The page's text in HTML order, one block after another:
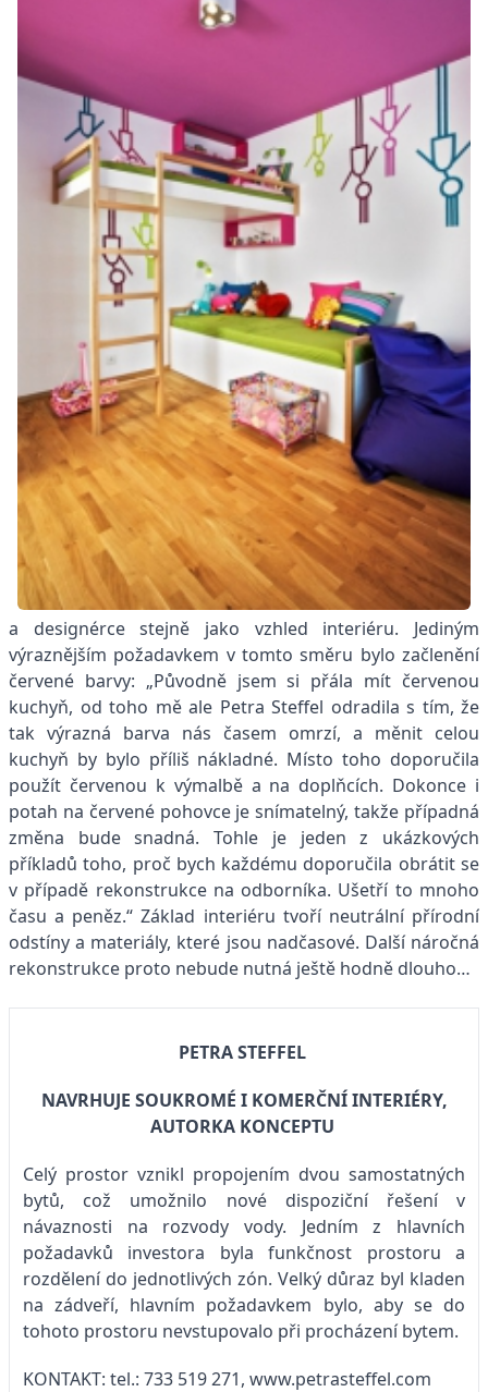
a designérce stejně jako vzhled interiéru. Jediným
výraznějším požadavkem v tomto směru bylo začlenění
červené barvy: „Původně jsem si přála mít červenou
kuchyň, od toho mě ale Petra Steffel odradila s tím, že
tak výrazná barva nás časem omrzí, a měnit celou
kuchyň by bylo příliš nákladné. Místo toho doporučila
použít červenou k výmalbě a na doplňcích. Dokonce i
potah na červené pohovce je snímatelný, takže případná
změna bude snadná. Tohle je jeden z ukázkových
příkladů toho, proč bych každému doporučila obrátit se
v případě rekonstrukce na odborníka. Ušetří to mnoho
času a peněz.“ Základ interiéru tvoří neutrální přírodní
odstíny a materiály, které jsou nadčasové. Další náročná
rekonstrukce proto nebude nutná ještě hodně dlouho…
PETRA STEFFEL
NAVRHUJE SOUKROMÉ I KOMERČNÍ INTERIÉRY,
AUTORKA KONCEPTU
Celý prostor vznikl propojením dvou samostatných
bytů, což umožnilo nové dispoziční řešení v
návaznosti na rozvody vody. Jedním z hlavních
požadavků investora byla funkčnost prostoru a
rozdělení do jednotlivých zón. Velký důraz byl kladen
na zádveří, hlavním požadavkem bylo, aby se do
tohoto prostoru nevstupovalo při procházení bytem.
KONTAKT: tel.: 733 519 271, www.petrasteffel.com